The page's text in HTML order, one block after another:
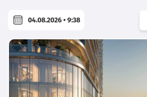
04.08.2026 • 9:38